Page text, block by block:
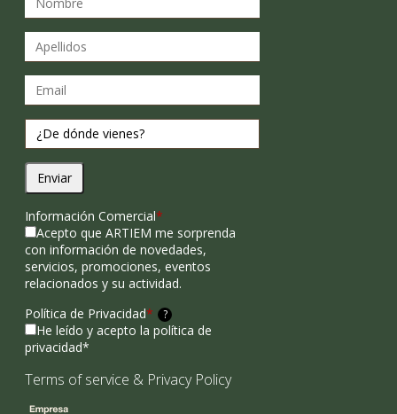
Enviar
Información Comercial*
Acepto que ARTIEM me sorprenda
con información de novedades,
servicios, promociones, eventos
relacionados y su actividad.
Política de Privacidad* ?
He leído y acepto la política de
privacidad*
Terms of service & Privacy Policy